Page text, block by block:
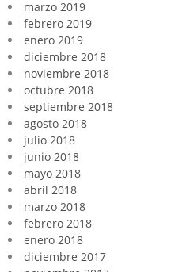
marzo 2019
febrero 2019
enero 2019
diciembre 2018
noviembre 2018
octubre 2018
septiembre 2018
agosto 2018
julio 2018
junio 2018
mayo 2018
abril 2018
marzo 2018
febrero 2018
enero 2018
diciembre 2017